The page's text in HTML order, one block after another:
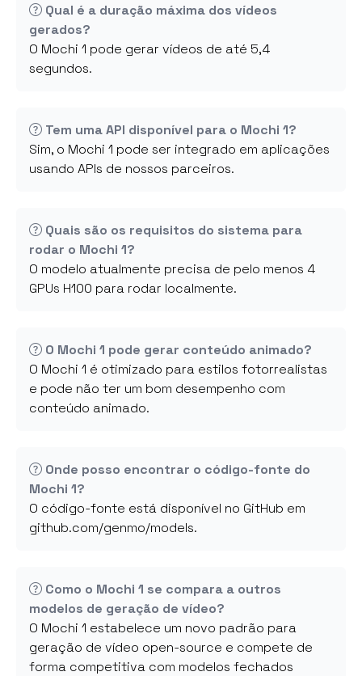
Qual é a duração máxima dos vídeos
gerados?
O Mochi 1 pode gerar vídeos de até 5,4
segundos.
Tem uma API disponível para o Mochi 1?
Sim, o Mochi 1 pode ser integrado em aplicações
usando APIs de nossos parceiros.
Quais são os requisitos do sistema para
rodar o Mochi 1?
O modelo atualmente precisa de pelo menos 4
GPUs H100 para rodar localmente.
O Mochi 1 pode gerar conteúdo animado?
O Mochi 1 é otimizado para estilos fotorrealistas
e pode não ter um bom desempenho com
conteúdo animado.
Onde posso encontrar o código-fonte do
Mochi 1?
O código-fonte está disponível no GitHub em
github.com/genmo/models.
Como o Mochi 1 se compara a outros
modelos de geração de vídeo?
O Mochi 1 estabelece um novo padrão para
geração de vídeo open-source e compete de
forma competitiva com modelos fechados